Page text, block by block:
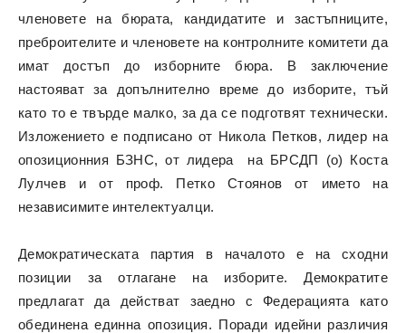
членовете на бюрата, кандидатите и застъпниците,
преброителите и членовете на контролните комитети да
имат достъп до изборните бюра. В заключение
настояват за допълнително време до изборите, тъй
като то е твърде малко, за да се подготвят технически.
Изложението е подписано от Никола Петков, лидер на
опозиционния БЗНС, от лидера на БРСДП (о) Коста
Лулчев и от проф. Петко Стоянов от името на
независимите интелектуалци.
Демократическата партия в началото е на сходни
позиции за отлагане на изборите. Демократите
предлагат да действат заедно с Федерацията като
обединена единна опозиция. Поради идейни различия